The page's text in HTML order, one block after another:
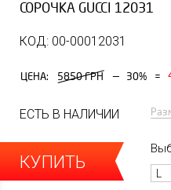
СОРОЧКА GUCCI 12031
КОД: 00-00012031
ЦЕНА: 5850 ГРН — 30% =
ЕСТЬ В НАЛИЧИИ
КУПИТЬ